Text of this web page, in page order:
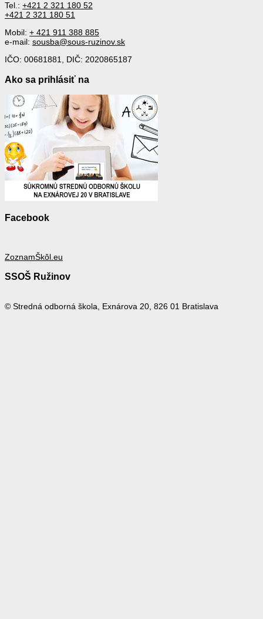
Tel.: +421 2 321 180 52
+421 2 321 180 51
Mobil: + 421 911 388 885
e-mail: sousba@sous-ruzinov.sk
IČO: 00681881, DIČ: 2020865187
Ako sa prihlásiť na
Facebook
ZoznamŠkôl.eu
SSOŠ Ružinov
© Stredná odborná škola, Exnárova 20, 826 01 Bratislava